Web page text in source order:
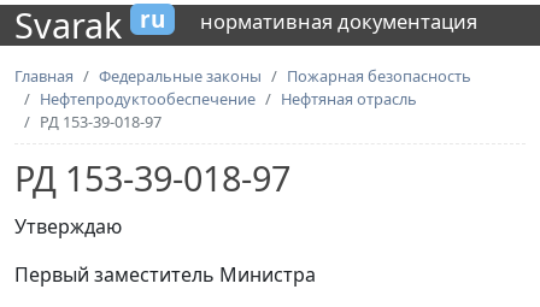
Svarak ru нормативная документация
Главная Федеральные законы
Пожарная безопасность
Нефтепродуктообеспечение
Нефтяная отрасль
РД 153-39-018-97
РД 153-39-018-97
Утверждаю
Первый заместитель Министра